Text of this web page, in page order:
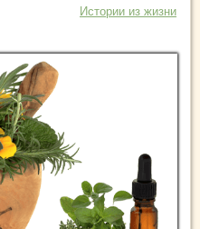
Истории из жизни